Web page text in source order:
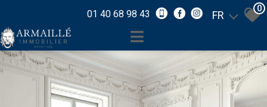
01 40 68 98 43 FR
0